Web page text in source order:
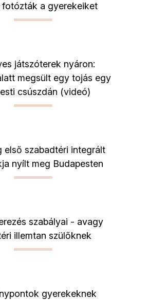
fotózták a gyerekeiket
játszóterek nyáron:
megsült egy tojás egy
csúszdán (videó)
első szabadtéri integrált
nyílt meg Budapesten
szabályai - avagy
illemtan szülőknek
gyerekeknek